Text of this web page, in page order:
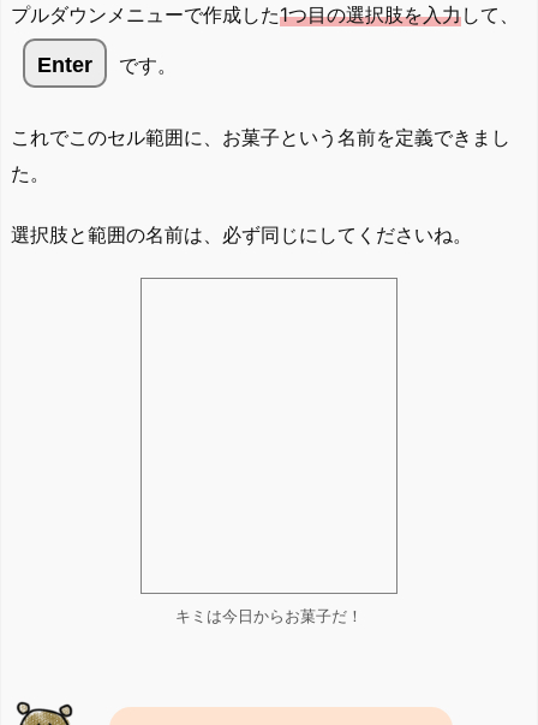
プルダウンメニューで作成した1つ目の選択肢を入力して、
Enter です。
これでこのセル範囲に、お菓子という名前を定義できまし
た。
選択肢と範囲の名前は、必ず同じにしてくださいね。
キミは今日からお菓子だ！